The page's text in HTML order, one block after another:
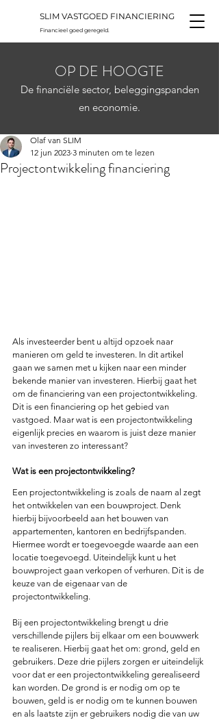
SLIM VASTGOED FINANCIERING
Financieel goed geregeld.
OP DE HOOGTE
De financiële sector, beleggingspanden
en economie.
Projectontwikkeling financiering
Olaf van SLIM
12 jun 2023 3 minuten om te lezen
Als investeerder bent u altijd opzoek naar
manieren om geld te investeren. In dit artikel
gaan we samen met u kijken naar een minder
bekende manier van investeren. Hierbij gaat het
om de financiering van een projectontwikkeling.
Dit is een financiering op het gebied van
vastgoed. Maar wat is een projectontwikkeling
eigenlijk precies en waarom is juist deze manier
van investeren zo interessant?
Wat is een projectontwikkeling?
Een projectontwikkeling is zoals de naam al zegt
het ontwikkelen van een bouwproject. Denk
hierbij bijvoorbeeld aan het bouwen van
appartementen, kantoren en bedrijfspanden.
Hiermee wordt er toegevoegde waarde aan een
locatie toegevoegd. Uiteindelijk kunt u het
bouwproject gaan verkopen of verhuren. Dit is de
keuze van de eigenaar van de
projectontwikkeling.
Bij een projectontwikkeling brengt u drie
verschillende pijlers bij elkaar om een bouwwerk
te realiseren. Hierbij gaat het om: grond, geld en
gebruikers. Deze drie pijlers zorgen er uiteindelijk
voor dat er een projectontwikkeling gerealiseerd
kan worden. De grond is er nodig om op te
bouwen, geld is er nodig om te kunnen bouwen
en als laatste zijn er gebruikers nodig die van uw